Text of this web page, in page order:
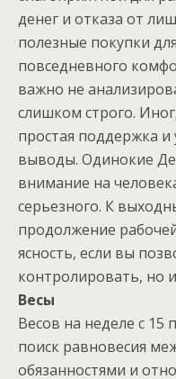
денег и отказа от
полезные покупки
повседневного
важно не
слишком строго.
простая поддержка и
выводы. Одинокие
внимание на
серьезного. К
продолжение
ясность, если вы
контролировать, но
Весы
Весов на неделе с 15
поиск равновесия
обязанностями и